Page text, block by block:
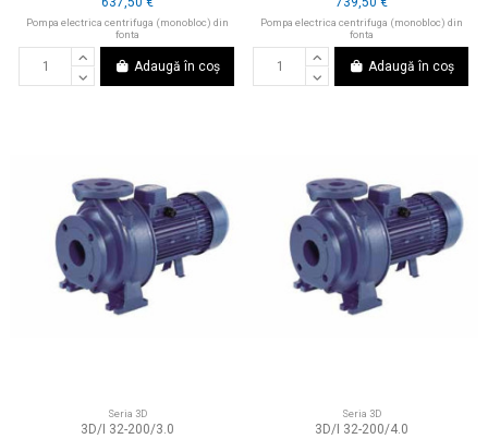
Pompa electrica centrifuga (monobloc) din
fonta
Adaugă în coș
Pompa electrica centrifuga (monobloc) din
fonta
Adaugă în coș
Seria 3D
3D/I 32-200/3.0
Seria 3D
3D/I 32-200/4.0